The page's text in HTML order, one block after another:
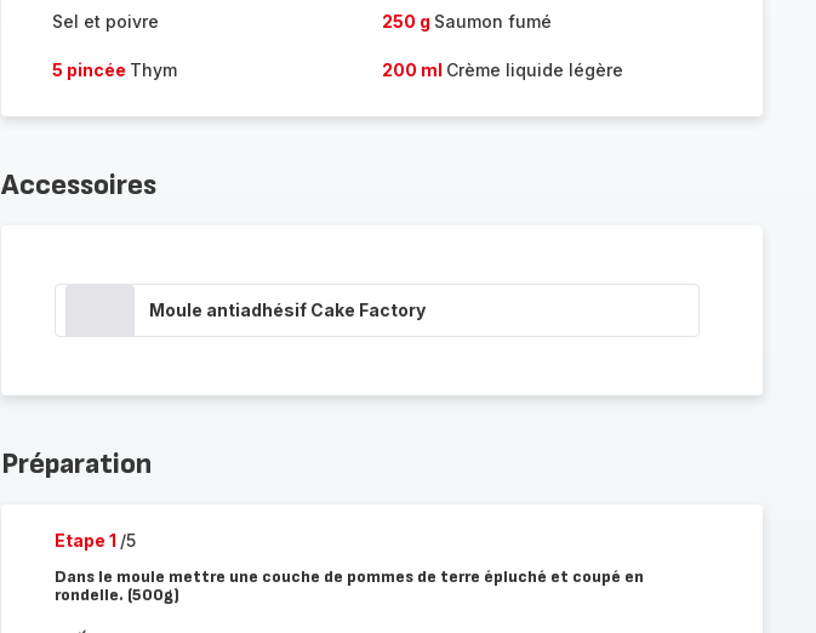
Sel et poivre 250 g Saumon fumé
5 pincée Thym 200 ml Crème liquide légère
Accessoires
Moule antiadhésif Cake Factory
Préparation
Etape 1 /5
Dans le moule mettre une couche de pommes de terre épluché et coupé en
rondelle. (500g)